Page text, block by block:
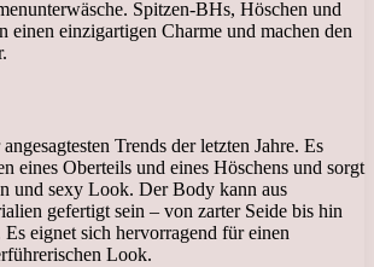
Spitzen-BHs, Höschen und
einen einzigartigen Charme und machen den
Trends der letzten Jahre. Es
eines Oberteils und eines Höschens und sorgt
und sexy Look. Der Body kann aus
gefertigt sein – von zarter Seide bis hin
Es eignet sich hervorragend für einen
Look.